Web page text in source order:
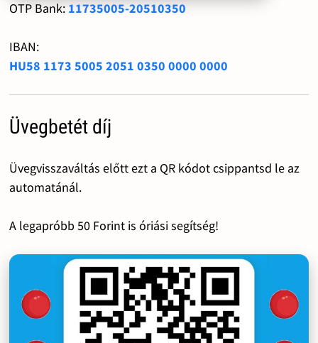
OTP Bank: 11735005-20510350
IBAN:
HU58 1173 5005 2051 0350 0000 0000
Üvegbetét díj
Üvegvisszaváltás előtt ezt a QR kódot csippantsd le az
automatánál.
A legapróbb 50 Forint is óriási segítség!